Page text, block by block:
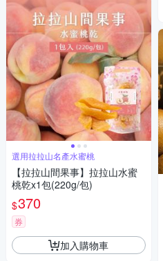
選用拉拉山名產水蜜桃
【拉拉山間果事】拉拉山水蜜
桃乾x1包(220g/包)
$370
券
加入購物車